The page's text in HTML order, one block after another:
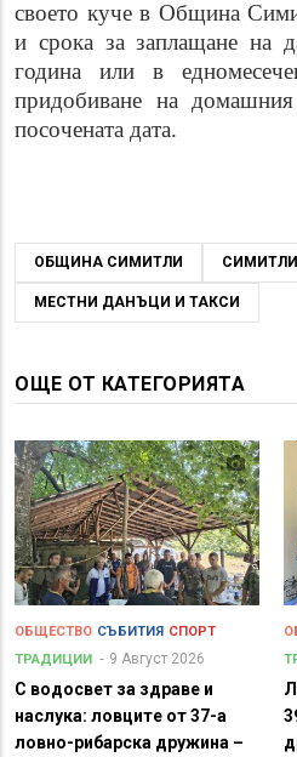
своето куче в Община
и срока за заплащане на
година или в
придобиване на
посочената дата.
ОБЩИНА СИМИТЛИ СИМИТЛИ
МЕСТНИ ДАНЪЦИ И ТАКСИ
ОЩЕ ОТ КАТЕГОРИЯТА
ОБЩЕСТВО СЪБИТИЯ СПОРТ
ТРАДИЦИИ
9 Август 2026
С водосвет за здраве и
наслука: ловците от 37-а
ловно-рибарска дружина –